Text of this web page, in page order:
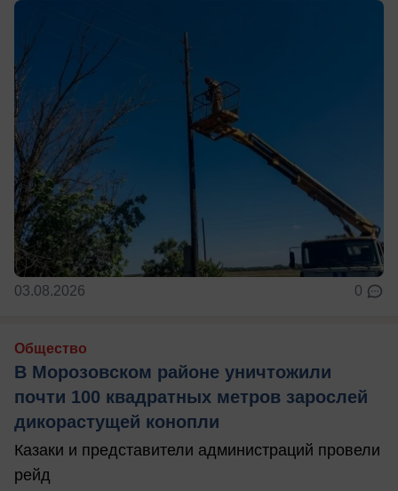
03.08.2026 0
Общество
В Морозовском районе уничтожили
почти 100 квадратных метров зарослей
дикорастущей конопли
Казаки и представители администраций провели
рейд